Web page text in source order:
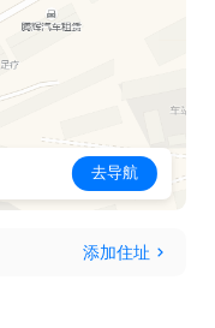
去导航
添加住址